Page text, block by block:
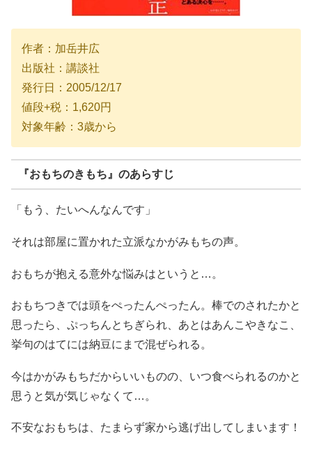
作者：加岳井広
出版社：講談社
発行日：2005/12/17
値段+税：1,620円
対象年齢：3歳から
『おもちのきもち』のあらすじ
「もう、たいへんなんです」
それは部屋に置かれた立派なかがみもちの声。
おもちが抱える意外な悩みはというと…。
おもちつきでは頭をぺったんぺったん。棒でのされたかと
思ったら、ぷっちんとちぎられ、あとはあんこやきなこ、
挙句のはてには納豆にまで混ぜられる。
今はかがみもちだからいいものの、いつ食べられるのかと
思うと気が気じゃなくて…。
不安なおもちは、たまらず家から逃げ出してしまいます！